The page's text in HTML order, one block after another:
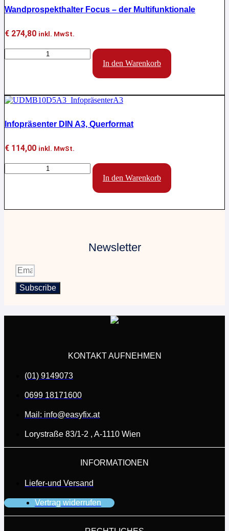
Wandprospekthalter Focus – der Multifunktionale
€ 274,80 inkl. MwSt.
Wandprospekthalter
Focus
Menge
In den Warenkorb
Infopräsenter DIN A3, Querformat
€ 114,00 inkl. MwSt.
DIN
In den Warenkorb
Newsletter
Subscribe
KONTAKT AUFNEHMEN
(01) 9149073
0699 18171600
Mail: info@easyfix.at
Lorystraße 83/1-2 , A-1110 Wien
INFORMATIONEN
Liefer-und Versand
Vertrag widerrufen